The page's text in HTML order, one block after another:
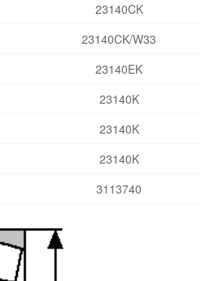
23140CK
23140CK/W33
23140EK
23140K
23140K
23140K
3113740